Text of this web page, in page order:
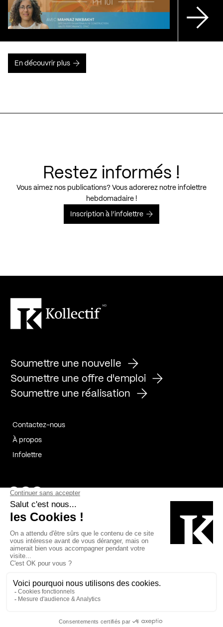
En découvrir plus
Restez informés !
Vous aimez nos publications? Vous adorerez notre infolettre
hebdomadaire !
Inscription à l’infolettre
Soumettre une nouvelle
Soumettre une offre d'emploi
Soumettre une réalisation
Contactez-nous
À propos
Infolettre
Page Facebook de Kollectif
Page Instagram de Kollectif
Page Linkedin de Kollectif
Bâtiment-Durable-Québec-1
Esquisses-1
MP-1 v2com-1